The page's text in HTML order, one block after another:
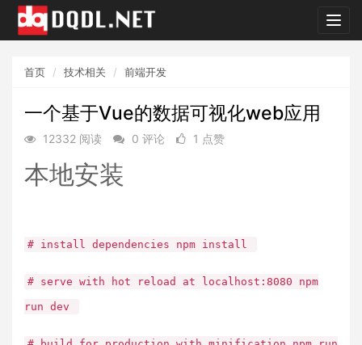
首页 技术相关 前端开发
一个基于Vue的数据可视化web应用
12332 阅读 0 评论 1 点赞
本地安装
# install dependencies npm install
# serve with hot reload at localhost:8080 npm
run dev